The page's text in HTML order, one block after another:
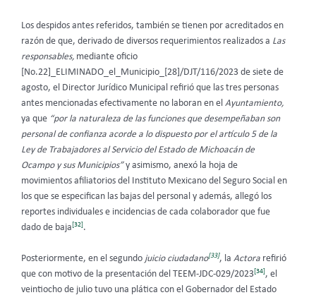
Los despidos antes referidos, también se tienen por acreditados en
razón de que, derivado de diversos requerimientos realizados a Las
responsables, mediante oficio
[No.22]_ELIMINADO_el_Municipio_[28]/DJT/116/2023 de siete de
agosto, el Director Jurídico Municipal refirió que las tres personas
antes mencionadas efectivamente no laboran en el Ayuntamiento,
ya que “por la naturaleza de las funciones que desempeñaban son
personal de confianza acorde a lo dispuesto por el artículo 5 de la
Ley de Trabajadores al Servicio del Estado de Michoacán de
Ocampo y sus Municipios”y asimismo, anexó la hoja de
movimientos afiliatorios del Instituto Mexicano del Seguro Social en
los que se especifican las bajas del personal y además, allegó los
reportes individuales e incidencias de cada colaborador que fue
dado de baja[32].
Posteriormente, en el segundo juicio ciudadano[33], la Actora refirió
que con motivo de la presentación del TEEM-JDC-029/2023[34], el
veintiocho de julio tuvo una plática con el Gobernador del Estado